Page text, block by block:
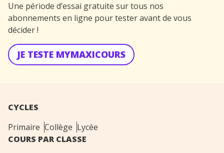
Une période d’essai gratuite sur tous nos
abonnements en ligne pour tester avant de vous
décider !
JE TESTE MYMAXICOURS
CYCLES
Primaire Collège Lycée
COURS PAR CLASSE